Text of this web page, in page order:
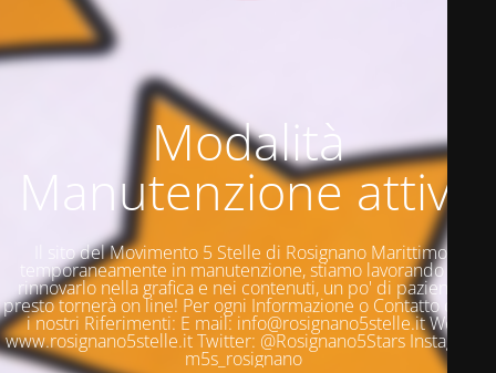
Modalità
Manutenzione attiva
Il sito del Movimento 5 Stelle di Rosignano Marittimo è
temporaneamente in manutenzione, stiamo lavorando per
rinnovarlo nella grafica e nei contenuti, un po' di pazienza e
presto tornerà on line! Per ogni Informazione o Contatto questi
i nostri Riferimenti: E mail: info@rosignano5stelle.it Web:
www.rosignano5stelle.it Twitter: @Rosignano5Stars Instagram:
m5s_rosignano